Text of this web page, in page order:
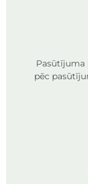
Pasūtījuma
pēc